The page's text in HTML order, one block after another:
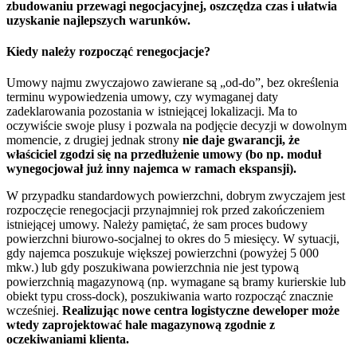
zbudowaniu przewagi negocjacyjnej, oszczędza czas i ułatwia
uzyskanie najlepszych warunków.
Kiedy należy rozpocząć renegocjacje?
Umowy najmu zwyczajowo zawierane są „od-do”, bez określenia
terminu wypowiedzenia umowy, czy wymaganej daty
zadeklarowania pozostania w istniejącej lokalizacji. Ma to
oczywiście swoje plusy i pozwala na podjęcie decyzji w dowolnym
momencie, z drugiej jednak strony nie daje gwarancji, że
właściciel zgodzi się na przedłużenie umowy (bo np. moduł
wynegocjował już inny najemca w ramach ekspansji).
W przypadku standardowych powierzchni, dobrym zwyczajem jest
rozpoczęcie renegocjacji przynajmniej rok przed zakończeniem
istniejącej umowy. Należy pamiętać, że sam proces budowy
powierzchni biurowo-socjalnej to okres do 5 miesięcy. W sytuacji,
gdy najemca poszukuje większej powierzchni (powyżej 5 000
mkw.) lub gdy poszukiwana powierzchnia nie jest typową
powierzchnią magazynową (np. wymagane są bramy kurierskie lub
obiekt typu cross-dock), poszukiwania warto rozpocząć znacznie
wcześniej. Realizując nowe centra logistyczne deweloper może
wtedy zaprojektować hale magazynową zgodnie z
oczekiwaniami klienta.